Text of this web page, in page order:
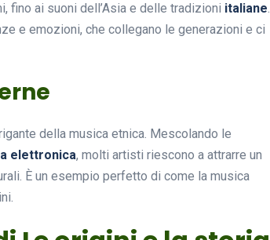
fino ai suoni dell’Asia e delle tradizioni italiane.
e emozioni, che collegano le generazioni e ci
della musica etnica. Mescolando le
elettronica, molti artisti riescono a attrarre un
È un esempio perfetto di come la musica